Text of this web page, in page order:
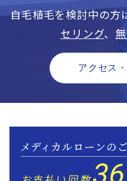
自毛植毛を検討中の方
セリング、
アクセス